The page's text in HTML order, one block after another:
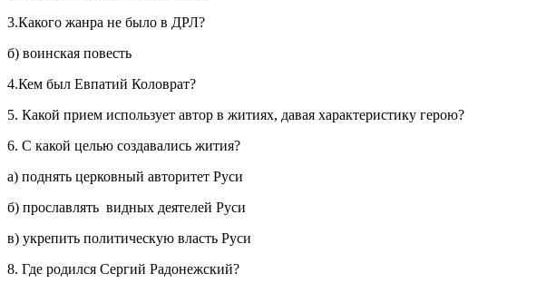
3.Какого жанра не было в ДРЛ?
б) воинская повесть
4.Кем был Евпатий Коловрат?
5. Какой прием использует автор в житиях, давая характеристику герою?
6. С какой целью создавались жития?
а) поднять церковный авторитет Руси
б) прославлять видных деятелей Руси
в) укрепить политическую власть Руси
8. Где родился Сергий Радонежский?